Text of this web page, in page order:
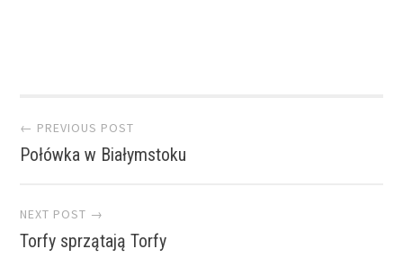
Post navigation
← PREVIOUS POST
Połówka w Białymstoku
NEXT POST →
Torfy sprzątają Torfy